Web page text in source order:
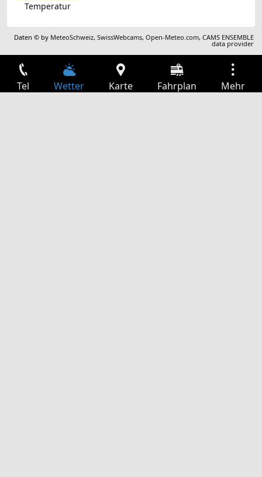
Temperatur
Daten © by MeteoSchweiz,SwissWebcams,Open-Meteo.com,CAMS ENSEMBLE
data provider
Tel Wetter Karte Fahrplan Mehr